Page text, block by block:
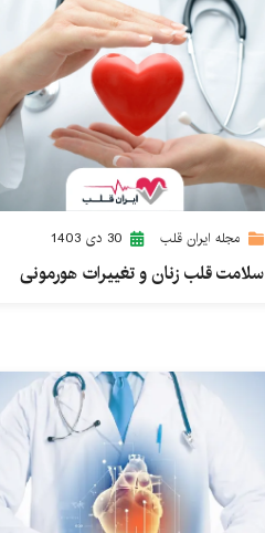
مجله ایران قلب 30 دی 1403
سلامت قلب زنان و تغییرات هورمونی